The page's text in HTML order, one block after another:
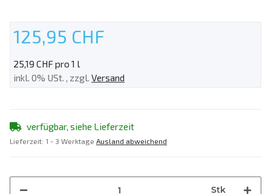
125,95 CHF
25,19 CHF pro 1 l
inkl. 0% USt. , zzgl. Versand
verfügbar, siehe Lieferzeit
Lieferzeit: 1 - 3 Werktage Ausland abweichend
Stk